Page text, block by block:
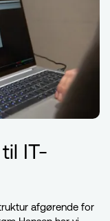
IT-
afgørende for